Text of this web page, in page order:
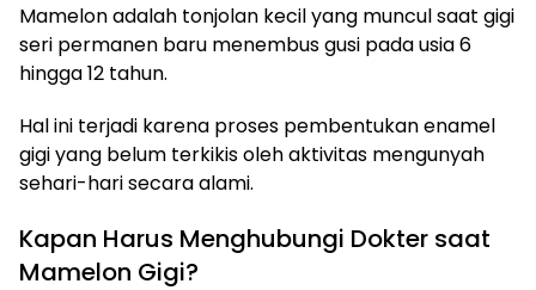
Mamelon adalah tonjolan kecil yang muncul saat gigi
seri permanen baru menembus gusi pada usia 6
hingga 12 tahun.
Hal ini terjadi karena proses pembentukan enamel
gigi yang belum terkikis oleh aktivitas mengunyah
sehari-hari secara alami.
Kapan Harus Menghubungi Dokter saat
Mamelon Gigi?